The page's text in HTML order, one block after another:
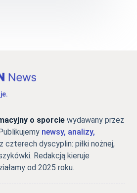
o sporcie wydawany przez
newsy, analizy,
z czterech dyscyplin: piłki nożnej,
Redakcją kieruje
od 2025 roku.